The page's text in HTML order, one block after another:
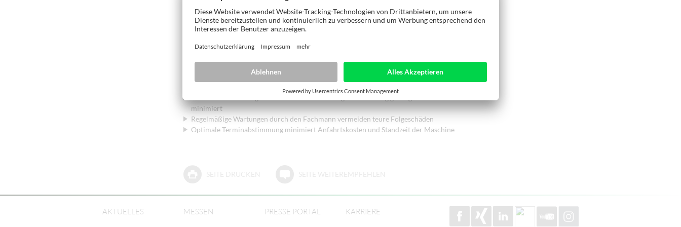
Mit einem WEINIG Servicevertrag brauchen Sie sich um die Betriebssicherheit und den Wertbestand
Ihrer Maschine keine Gedanken mehr zu machen.
Profiwartung nach typspezifischer Checkliste erhöht die Betriebssicherheit Ihrer Maschine /
minimiert
Regelmäßige Wartungen durch den Fachmann vermeiden teure Folgeschäden
Optimale Terminabstimmung minimiert Anfahrtskosten und Standzeit der Maschine
AKTUELLES MESSEN PRESSE PORTAL KARRIERE